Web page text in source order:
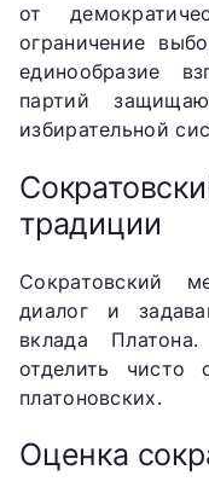
от
ограничение
единообразие
партий
избирательной
традиции
Сократовский
диалог и
вклада
отделить чисто
платоновских.
Оценка